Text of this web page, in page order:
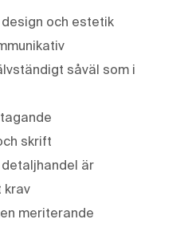
och estetik
såväl som i
skrift
är
krav
meriterande